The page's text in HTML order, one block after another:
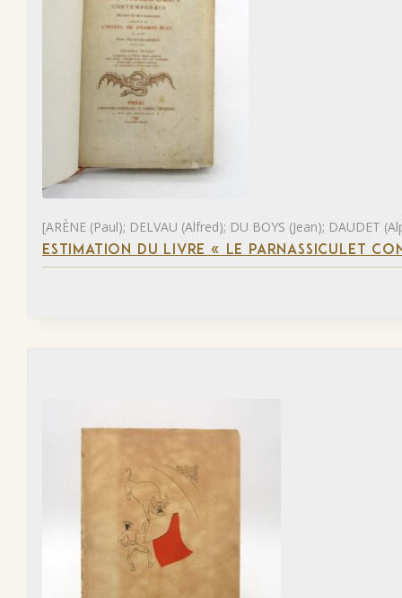
[ARÈNE (Paul); DELVAU (Alfred); DU BOYS (Jean); DAUDET
ESTIMATION DU LIVRE « LE PARNASSICULET